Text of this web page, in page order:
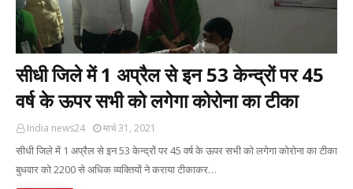
सीधी जिले में 1 अप्रैल से इन 53 केन्द्रों पर 45
वर्ष के ऊपर सभी को लगेगा कोरोना का टीका
India news24 मार्च 31, 2021
सीधी जिले में 1 अप्रैल से इन 53 केन्द्रों पर 45 वर्ष के ऊपर सभी को लगेगा कोरोना का टीका
बुधवार को 2200 से अधिक व्यक्तियों ने कराया टीकाकर…